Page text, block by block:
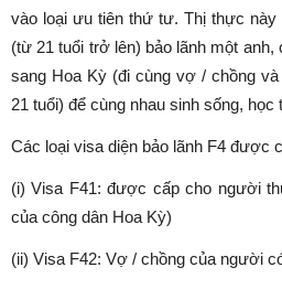
vào loại ưu tiên thứ tư. Thị thực này
(từ 21 tuổi trở lên) bảo lãnh một
sang Hoa Kỳ (đi cùng vợ / chồng
21 tuổi) để cùng nhau sinh sống, học
Các loại visa diện bảo lãnh F4 được
(i) Visa F41: được cấp cho người
của công dân Hoa Kỳ)
(ii) Visa F42: Vợ / chồng của người